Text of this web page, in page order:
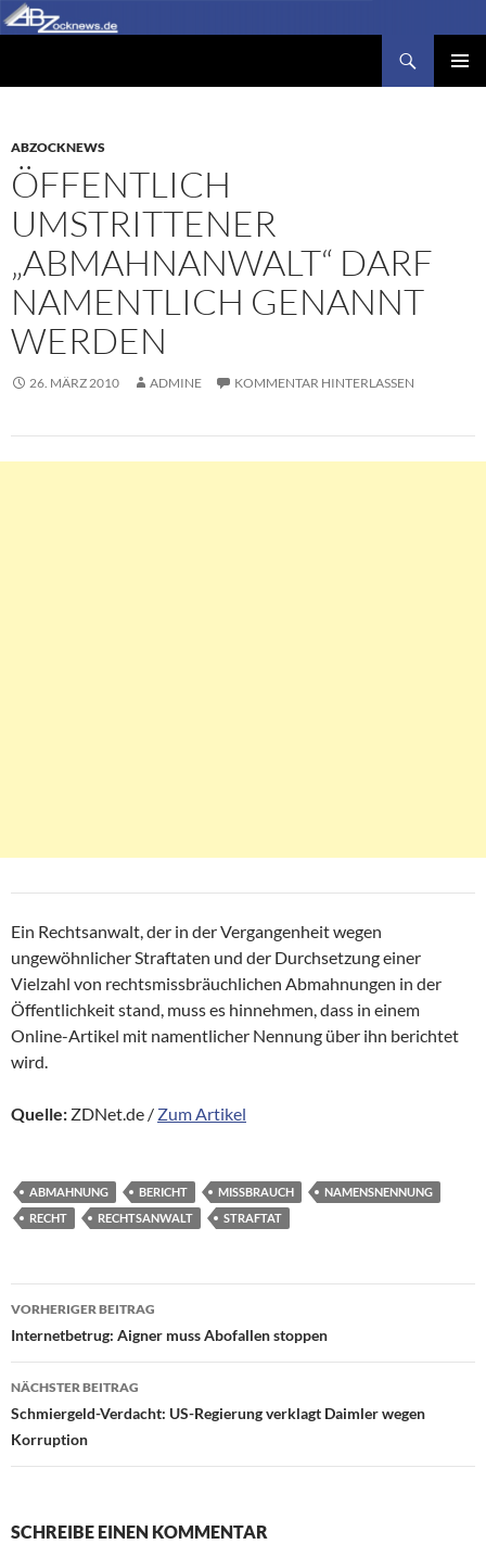
Zum
Inhalt
ABZOCKNEWS
ÖFFENTLICH
UMSTRITTENER
„ABMAHNANWALT“ DARF
NAMENTLICH GENANNT
WERDEN
26. MÄRZ 2010 ADMINE KOMMENTAR HINTERLASSEN
Ein Rechtsanwalt, der in der Vergangenheit wegen
ungewöhnlicher Straftaten und der Durchsetzung einer
Vielzahl von rechtsmissbräuchlichen Abmahnungen in der
Öffentlichkeit stand, muss es hinnehmen, dass in einem
Online-Artikel mit namentlicher Nennung über ihn berichtet
wird.
Quelle: ZDNet.de / Zum Artikel
ABMAHNUNG BERICHT MISSBRAUCH
NAMENSNENNUNG
RECHT
RECHTSANWALT STRAFTAT
Beitragsnavigation
VORHERIGER BEITRAG
Internetbetrug: Aigner muss Abofallen stoppen
NÄCHSTER BEITRAG
Schmiergeld-Verdacht: US-Regierung verklagt Daimler wegen
Korruption
SCHREIBE EINEN KOMMENTAR